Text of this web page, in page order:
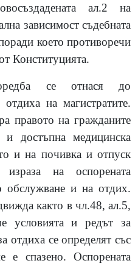
ал.2 на
зависимост съдебната
което противоречи
Конституцията.
се отнася до
на магистратите.
правото на гражданите
и достъпна медицинска
и на почивка и отпуск
на оспорената
обслужване и на отдих.
както в чл.48, ал.5,
условията и редът за
отдиха се определят със
е спазено. Оспорената